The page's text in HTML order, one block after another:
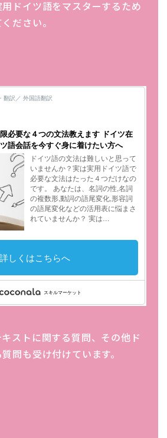
ドイツ語をマスターするため
ださい。
ストに関する質問、その他ド
問も受け付けています。